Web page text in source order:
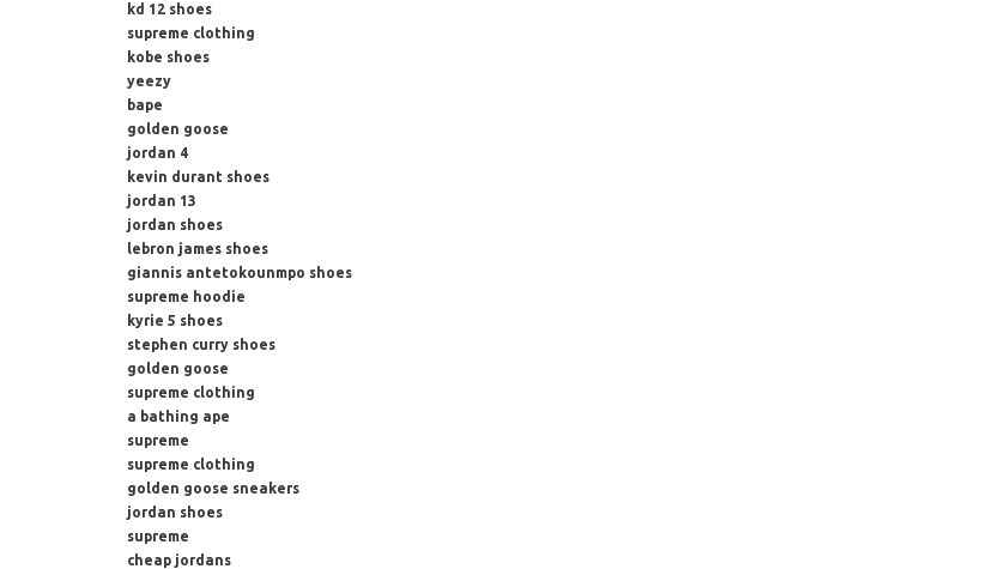
kd 12 shoes
supreme clothing
kobe shoes
yeezy
bape
golden goose
jordan 4
kevin durant shoes
jordan 13
jordan shoes
lebron james shoes
giannis antetokounmpo shoes
supreme hoodie
kyrie 5 shoes
stephen curry shoes
golden goose
supreme clothing
a bathing ape
supreme
supreme clothing
golden goose sneakers
jordan shoes
supreme
cheap jordans